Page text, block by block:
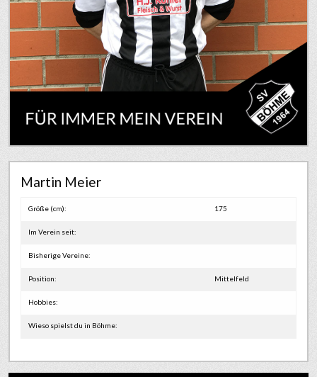
Martin Meier
Größe (cm): 175
Im Verein seit:
Bisherige Vereine:
Position: Mittelfeld
Hobbies:
Wieso spielst du in Böhme: